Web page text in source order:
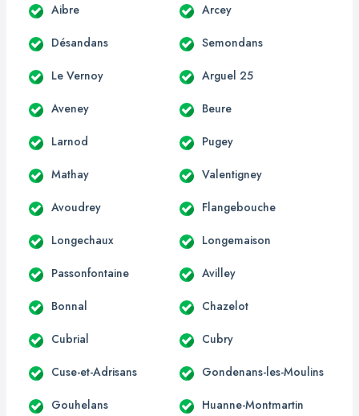
Aibre Arcey
Désandans Semondans
Le Vernoy Arguel 25
Aveney Beure
Larnod Pugey
Mathay Valentigney
Avoudrey Flangebouche
Longechaux Longemaison
Passonfontaine Avilley
Bonnal Chazelot
Cubrial Cubry
Cuse-et-Adrisans Gondenans-les-Moulins
Gouhelans Huanne-Montmartin